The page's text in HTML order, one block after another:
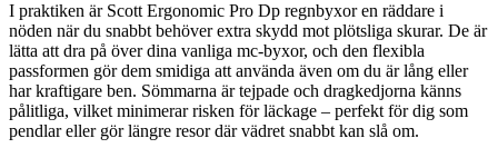
I praktiken är Scott Ergonomic Pro Dp regnbyxor en räddare i
nöden när du snabbt behöver extra skydd mot plötsliga skurar. De är
lätta att dra på över dina vanliga mc-byxor, och den flexibla
passformen gör dem smidiga att använda även om du är lång eller
har kraftigare ben. Sömmarna är tejpade och dragkedjorna känns
pålitliga, vilket minimerar risken för läckage – perfekt för dig som
pendlar eller gör längre resor där vädret snabbt kan slå om.